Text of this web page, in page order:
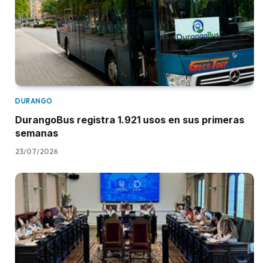
DURANGO
DurangoBus registra 1.921 usos en sus primeras
semanas
23/07/2026